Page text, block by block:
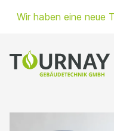
InhaltWir haben eine neue